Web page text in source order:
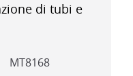
di tubi e
MT8168